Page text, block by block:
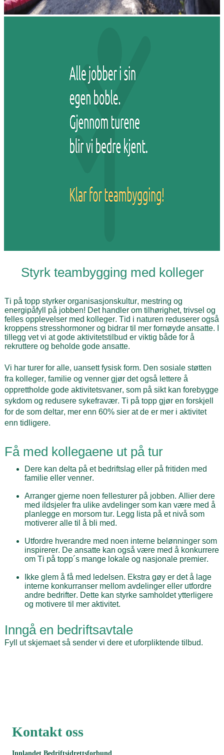
Styrk teambygging med kolleger
Ti på topp styrker organisasjonskultur, mestring og
energipåfyll på jobben! Det handler om tilhørighet, trivsel og
felles opplevelser med kolleger. Tid i naturen reduserer også
kroppens stresshormoner og bidrar til mer fornøyde ansatte. I
tillegg vet vi at gode aktivitetstilbud er viktig både for å
rekruttere og beholde gode ansatte.
Vi har turer for alle, uansett fysisk form. Den sosiale støtten
fra kolleger, familie og venner gjør det også lettere å
opprettholde gode aktivitetsvaner, som på sikt kan forebygge
sykdom og redusere sykefravær. Ti på topp gjør en forskjell
for de som deltar, mer enn 60% sier at de er mer i aktivitet
enn tidligere.
Få med kollegaene ut på tur
Dere kan delta på et bedriftslag eller på fritiden med
familie eller venner.
Arranger gjerne noen fellesturer på jobben. Allier dere
med ildsjeler fra ulike avdelinger som kan være med å
planlegge en morsom tur. Legg lista på et nivå som
motiverer alle til å bli med.
Utfordre hverandre med noen interne belønninger som
inspirerer. De ansatte kan også være med å konkurrere
om Ti på topp´s mange lokale og nasjonale premier.
Ikke glem å få med ledelsen. Ekstra gøy er det å lage
interne konkurranser mellom avdelinger eller utfordre
andre bedrifter. Dette kan styrke samholdet ytterligere
og motivere til mer aktivitet.
Inngå en bedriftsavtale
Fyll ut skjemaet så sender vi dere et uforpliktende tilbud.
Kontakt oss
Innlandet Bedriftsidrettsforbund